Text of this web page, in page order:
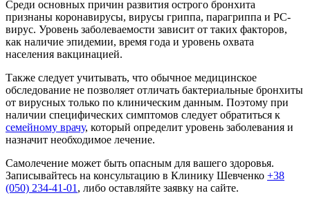
Среди основных причин развития острого бронхита
признаны коронавирусы, вирусы гриппа, парагриппа и РС-
вирус. Уровень заболеваемости зависит от таких факторов,
как наличие эпидемии, время года и уровень охвата
населения вакцинацией.
Также следует учитывать, что обычное медицинское
обследование не позволяет отличать бактериальные бронхиты
от вирусных только по клиническим данным. Поэтому при
наличии специфических симптомов следует обратиться к
семейному врачу, который определит уровень заболевания и
назначит необходимое лечение.
Самолечение может быть опасным для вашего здоровья.
Записывайтесь на консультацию в Клинику Шевченко +38
(050) 234-41-01 , либо оставляйте заявку на сайте.